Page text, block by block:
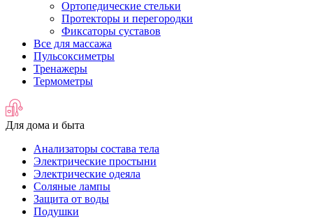
Ортопедические стельки
Протекторы и перегородки
Фиксаторы суставов
Все для массажа
Пульсоксиметры
Тренажеры
Термометры
Для дома и быта
Анализаторы состава тела
Электрические простыни
Электрические одеяла
Соляные лампы
Защита от воды
Подушки